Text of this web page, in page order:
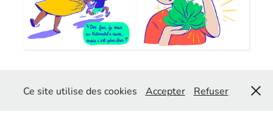
Ce site utilise des cookies Accepter Refuser